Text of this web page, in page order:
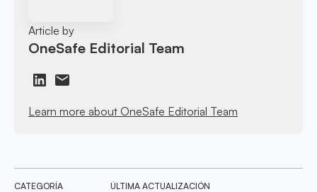
Article by
OneSafe Editorial Team
Learn more about OneSafe Editorial Team
CATEGORÍA ÚLTIMA ACTUALIZACIÓN